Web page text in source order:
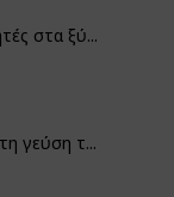
στα ξύ...
γεύση τ...